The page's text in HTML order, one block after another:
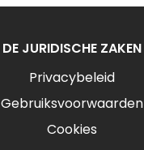
DE JURIDISCHE ZAKEN
Privacybeleid
Gebruiksvoorwaarden
Cookies